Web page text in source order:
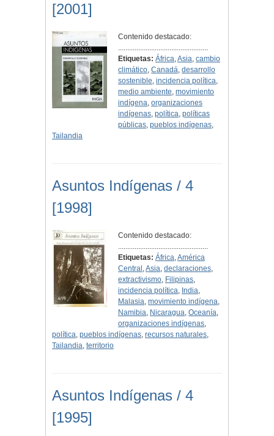
[2001]
Contenido destacado:
.................................................
Etiquetas: África,Asia,cambio
climático,Canadá,desarrollo
sostenible,incidencia política,
medio ambiente,movimiento
indígena,organizaciones
indígenas,política,políticas
públicas,pueblos indígenas,
Tailandia
Asuntos Indígenas / 4
[1998]
Contenido destacado:
.................................................
Etiquetas: África,América
Central ,Asia,declaraciones,
extractivismo, Filipinas,
incidencia política, India,
Malasia,movimiento indígena,
Namibia, Nicaragua,Oceanía,
organizaciones indígenas,
política, pueblos indígenas, recursos naturales,
Tailandia, territorio
Asuntos Indígenas / 4
[1995]